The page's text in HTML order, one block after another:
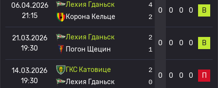
06.04.2026
21:15
Лехия Гданьск
Корона Кельце
4
2
0 0 0 0 В
21.03.2026
19:30
Лехия Гданьск
Погон Щецин
2
1
0 0 0 0 В
14.03.2026
19:30
ГКС Катовице
Лехия Гданьск
2
0
0 0 0 0 П